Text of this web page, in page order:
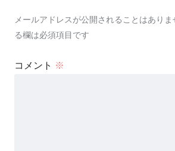
メールアドレスが公開されることはありま
る欄は必須項目です
コメント ※